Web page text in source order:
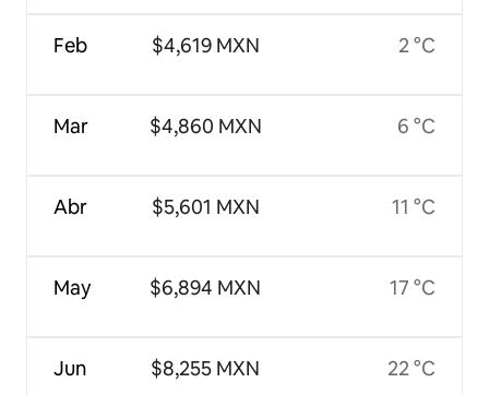
Feb
Mar
Abr
May
Jun
$4,619 MXN
$4,860 MXN
$5,601 MXN
$6,894 MXN
$8,255 MXN
2 °C
6 °C
11 °C
17 °C
22 °C